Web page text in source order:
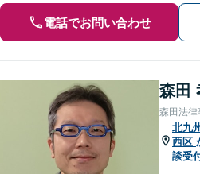
電話でお問い合わせ
森田
森田法律
北九
西区
談受